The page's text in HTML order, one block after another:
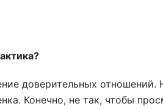
доверительных
Конечно, не так, чтобы